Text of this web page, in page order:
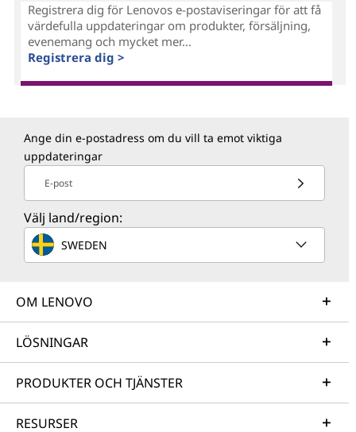
Registrera dig för Lenovos e-postaviseringar för att få
värdefulla uppdateringar om produkter, försäljning,
evenemang och mycket mer...
Registrera dig >
Ange din e-postadress om du vill ta emot viktiga
uppdateringar
E-post
Välj land/region:
SWEDEN
OM LENOVO
LÖSNINGAR
PRODUKTER OCH TJÄNSTER
RESURSER